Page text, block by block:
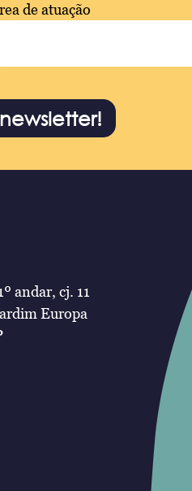
de atuação
andar, cj. 11
Europa